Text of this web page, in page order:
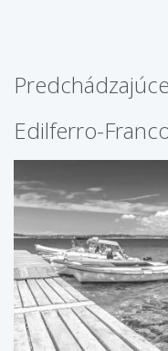
Edilferro-